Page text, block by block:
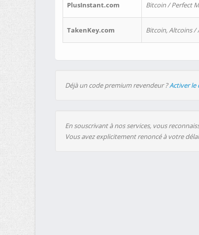
PlusInstant.com Bitcoin / Perfect
TakenKey.com Bitcoin, Altcoins /
Déjà un code premium revendeur ?Activer le
En souscrivant à nos services, vous
Vous avez explicitement renoncé à votre